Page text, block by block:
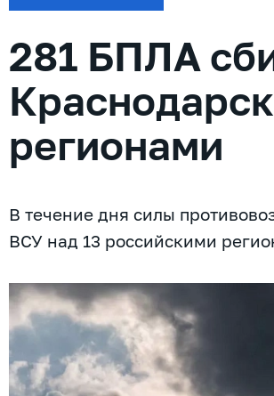
281 БПЛА
регионами
В течение дня силы
ВСУ над 13 российскими